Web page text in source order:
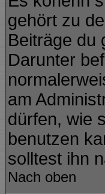
gehört zu
Beiträge du
Darunter
am
dürfen, wie
benutzen
solltest ihn
Nach oben